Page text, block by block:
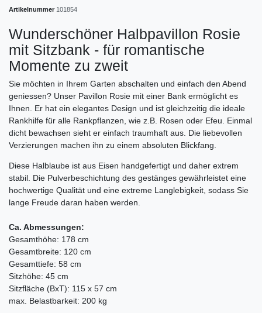
Artikelnummer 101854
Wunderschöner Halbpavillon Rosie
mit Sitzbank - für romantische
Momente zu zweit
Sie möchten in Ihrem Garten abschalten und einfach den Abend
geniessen? Unser Pavillon Rosie mit einer Bank ermöglicht es
Ihnen. Er hat ein elegantes Design und ist gleichzeitig die ideale
Rankhilfe für alle Rankpflanzen, wie z.B. Rosen oder Efeu. Einmal
dicht bewachsen sieht er einfach traumhaft aus. Die liebevollen
Verzierungen machen ihn zu einem absoluten Blickfang.
Diese Halblaube ist aus Eisen handgefertigt und daher extrem
stabil. Die Pulverbeschichtung des gestänges gewährleistet eine
hochwertige Qualität und eine extreme Langlebigkeit, sodass Sie
lange Freude daran haben werden.
Ca. Abmessungen:
Gesamthöhe: 178 cm
Gesamtbreite: 120 cm
Gesamttiefe: 58 cm
Sitzhöhe: 45 cm
Sitzfläche (BxT): 115 x 57 cm
max. Belastbarkeit: 200 kg